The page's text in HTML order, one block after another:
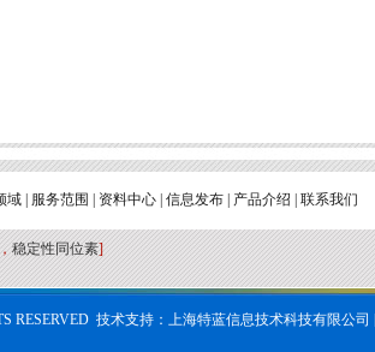
域 | 服务范围 | 资料中心 | 信息发布 | 产品介绍 | 联系我们
稳定性同位素]
RESERVED 技术支持：上海特蓝信息技术科技有限公司